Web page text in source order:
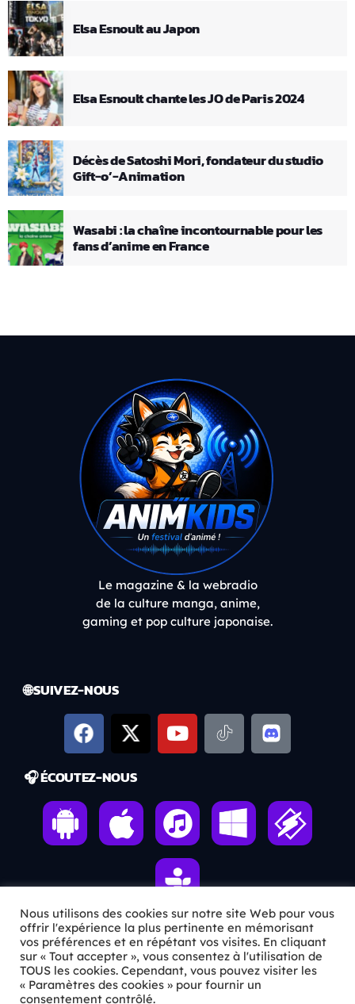
Elsa Esnoult au Japon
Elsa Esnoult chante les JO de Paris 2024
Décès de Satoshi Mori, fondateur du studio
Gift-o’-Animation
Wasabi : la chaîne incontournable pour les
fans d’anime en France
Le magazine & la webradio
de la culture manga, anime,
gaming et pop culture japonaise.
🌐 SUIVEZ-NOUS
🎧 ÉCOUTEZ-NOUS
ℹ️ INFOS PRATIQUES
✉️Contact
Nous utilisons des cookies sur notre site Web pour vous
offrir l'expérience la plus pertinente en mémorisant
vos préférences et en répétant vos visites. En cliquant
sur « Tout accepter », vous consentez à l'utilisation de
TOUS les cookies. Cependant, vous pouvez visiter les
« Paramètres des cookies » pour fournir un
consentement contrôlé.